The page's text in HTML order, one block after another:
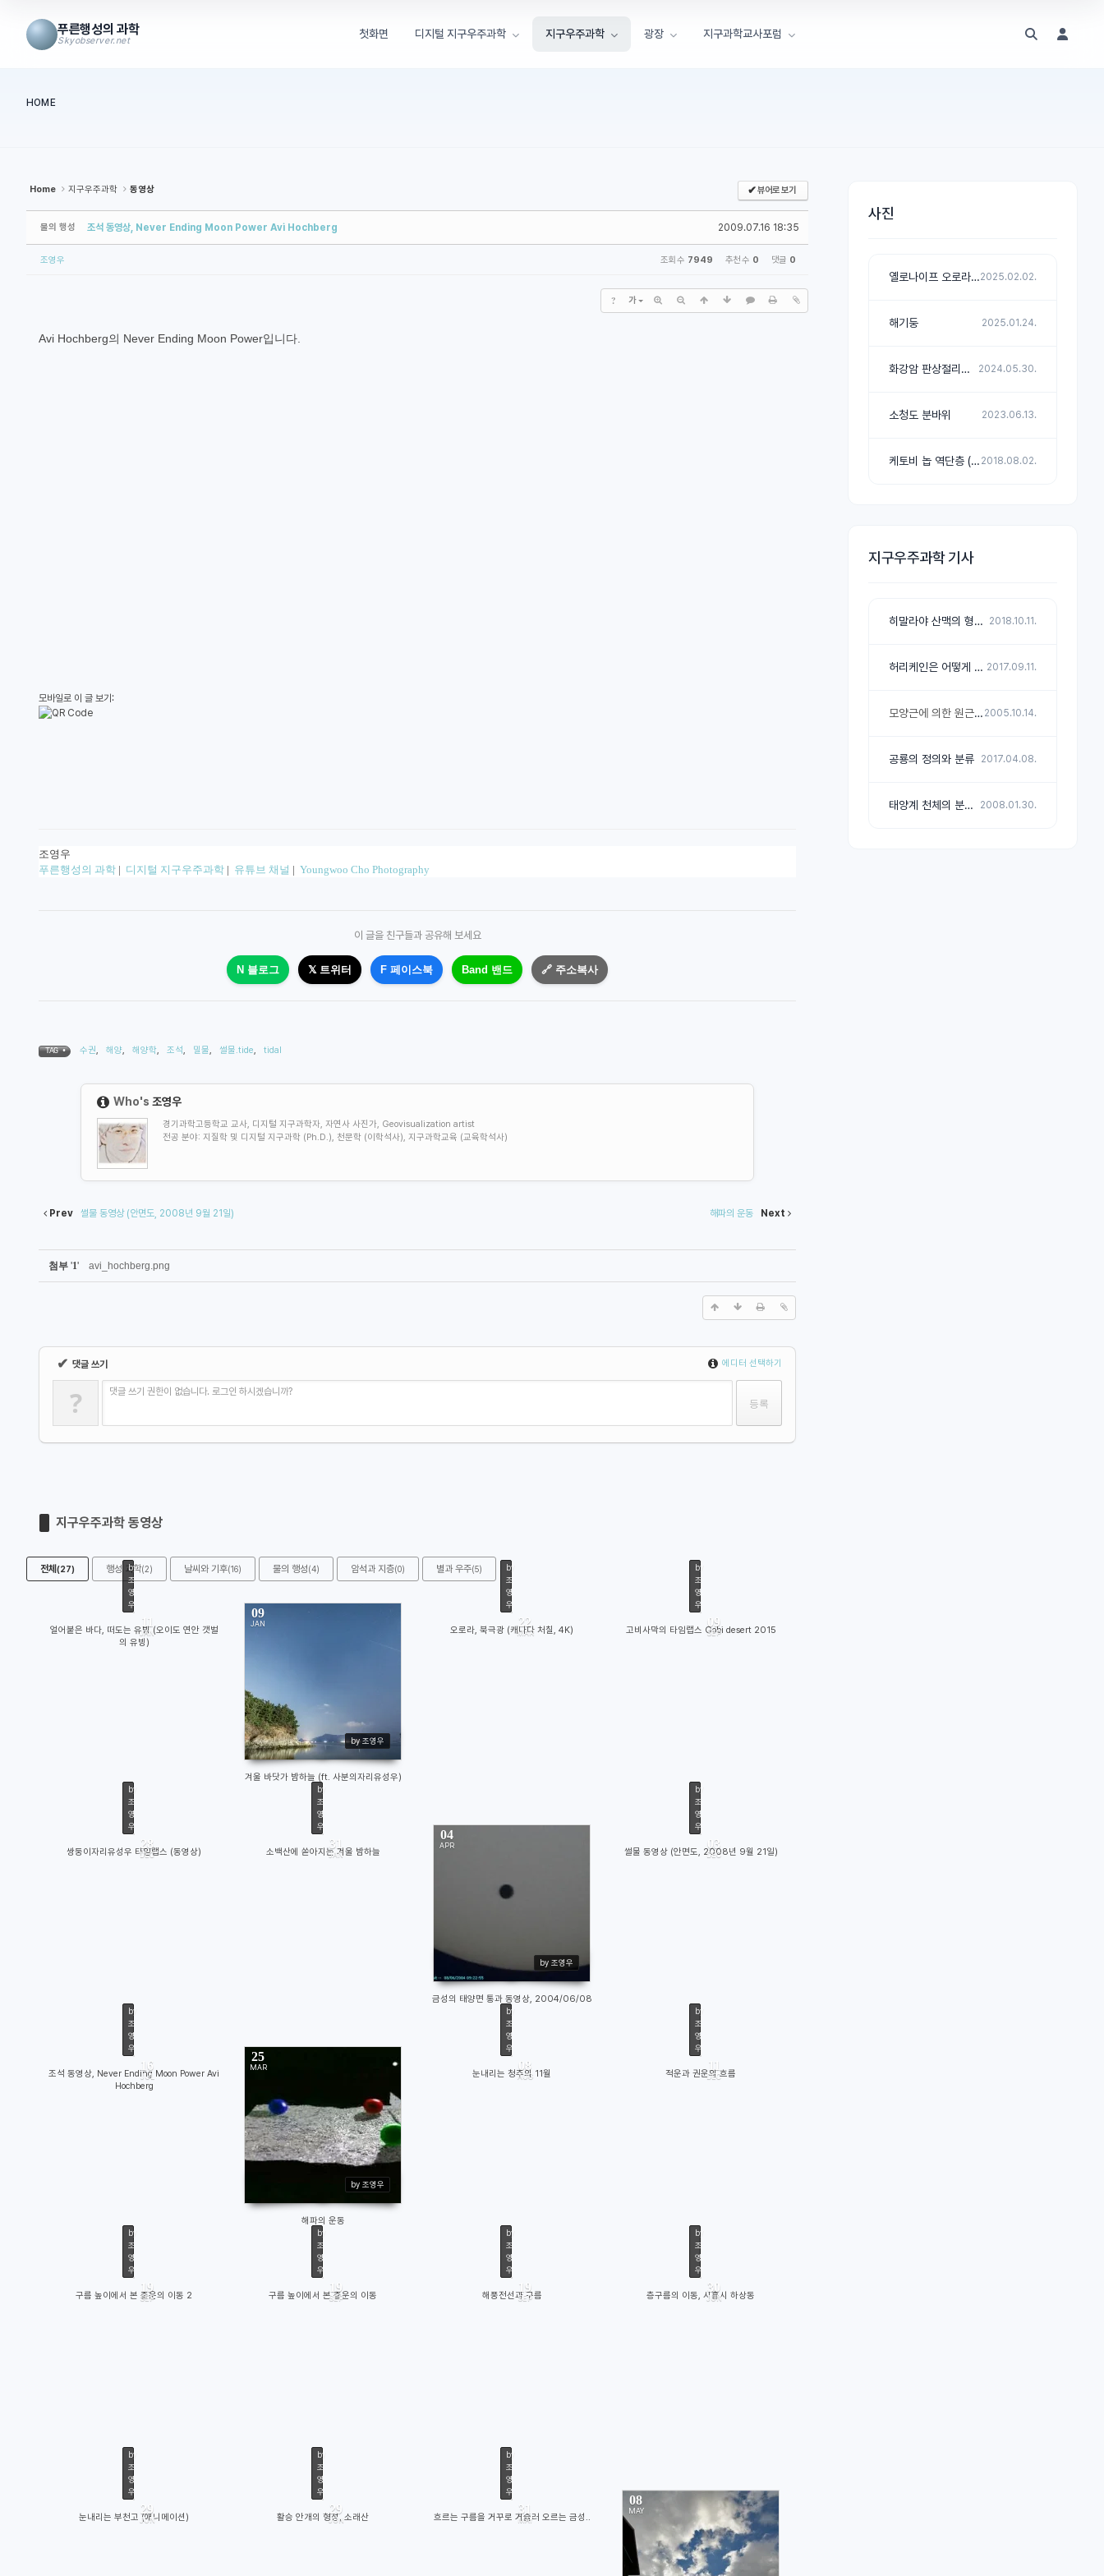
푸른행성의 과학
Skyobserver.net
첫화면 디지털 지구우주과학 지구우주과학 광장 지구과학교사포럼
HOME
사진
옐로나이프 오로라 관측 첫 날2025.02.02.
해기둥 2025.01.24.
화강암 판상절리와 토르 2024.05.30.
소청도 분바위 2023.06.13.
케토비 놉 역단층 (쓰러스트 단층) 2018.08.02.
지구우주과학 기사
히말라야 산맥의 형성과 지구 환경 변화 2018.10.11.
허리케인은 어떻게 발달할까? 2017.09.11.
모양근에 의한 원근 조절 원리 2005.10.14.
공룡의 정의와 분류 2017.04.08.
태양계 천체의 분류 및 데이터 2008.01.30.
Home 지구우주과학 동영상 ✔뷰어로 보기
물의 행성 2009.07.16 18:35
조석 동영상, Never Ending Moon Power Avi Hochberg
조영우 조회 수 7949 추천 수 0 댓글 0
? 가
Avi Hochberg의 Never Ending Moon Power입니다.
모바일로 이 글 보기:
조영우
푸른행성의 과학 | 디지털 지구우주과학 | 유튜브 채널 | Youngwoo Cho Photography
이 글을 친구들과 공유해 보세요
N 블로그 𝕏 트위터 F 페이스북 Band 밴드 🔗 주소복사
TAG • 수권, 해양, 해양학, 조석, 밀물, 썰물.tide, tidal
Who's 조영우
경기과학고등학교 교사, 디지털 지구과학자, 자연사 사진가, Geovisualization artist
전공 분야: 지질학 및 디지털 지구과학 (Ph.D.), 천문학 (이학석사), 지구과학교육 (교육학석사)
Prev 썰물 동영상 (안면도, 2008년 9월 21일) 해파의 운동 Next
첨부 '1' avi_hochberg.png
✔ 댓글 쓰기 에디터 선택하기
? 댓글 쓰기 권한이 없습니다. 로그인 하시겠습니까?
지구우주과학 동영상
전체 (27) 행성 과학(2) 날씨와 기후(16) 물의 행성(4) 암석과 지층(0) 별과 우주(5)
11
JAN
by
조
영
우
얼어붙은 바다, 떠도는 유빙 (오이도 연안 갯벌
의 유빙)
09
JAN
by 조영우
겨울 바닷가 밤하늘 (ft. 사분의자리유성우)
22
MAR
by
조
영
우
오로라, 북극광 (캐나다 처칠, 4K)
09
SEP
by
조
영
우
고비사막의 타임랩스 Gobi desert 2015
28
DEC
by
조
영
우
쌍둥이자리유성우 타임랩스 (동영상)
31
JAN
by
조
영
우
소백산에 쏟아지는 겨울 밤하늘
04
APR
by 조영우
금성의 태양면 통과 동영상, 2004/06/08
03
DEC
by
조
영
우
썰물 동영상 (안면도, 2008년 9월 21일)
16
JUL
by
조
영
우
2009/07/16
by조영우
in물의 행성
조석 동영상, Never Ending Moon Power Avi
Hochberg
25
MAR
by 조영우
11376
해파의 운동
08
AUG
by
조
영
우
눈내리는 청주의 11월
11
DEC
by
조
영
우
적운과 권운의 흐름
19
SEP
by
조
영
우
구름 높이에서 본 층운의 이동 2
19
SEP
by
조
영
우
구름 높이에서 본 층운의 이동
19
SEP
by
조
영
우
해풍전선과 구름
30
JUN
by
조
영
우
층구름의 이동, 시흥시 하상동
29
JUN
by
조
영
우
눈내리는 부천고 (애니메이션)
29
JUN
by
조
영
우
활승 안개의 형성, 소래산
31
MAY
by
조
영
우
흐르는 구름을 거꾸로 거슬러 오르는 금성..
08
MAY
11650